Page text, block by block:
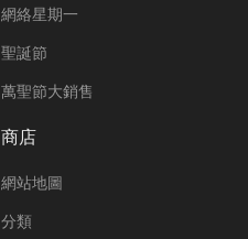
網絡星期一
聖誕節
萬聖節大銷售
商店
網站地圖
分類